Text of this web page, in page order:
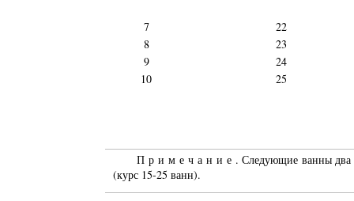
7
22
8
23
9
24
10
25
Примечание . Следующие ванны
(курс 15-25 ванн).